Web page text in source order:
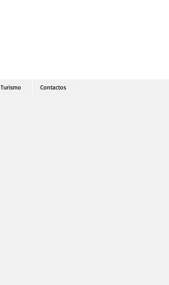
Turismo Contactos